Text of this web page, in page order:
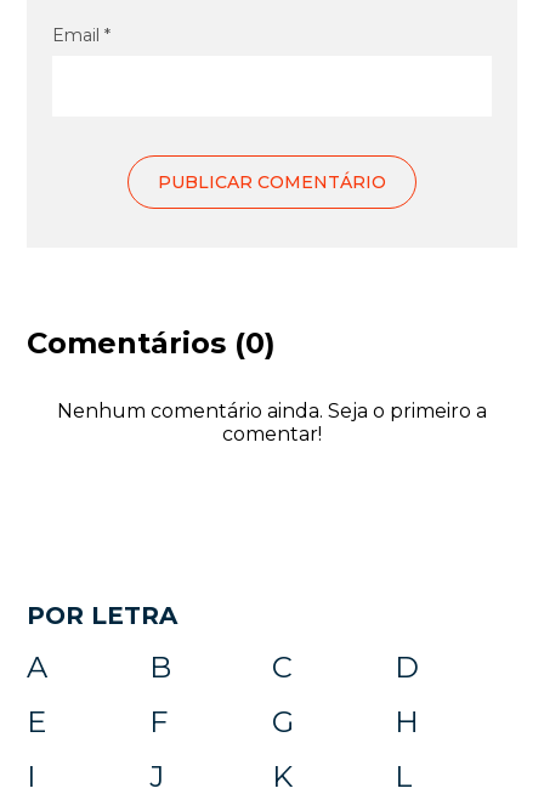
Email *
Comentários (0)
Nenhum comentário ainda. Seja o primeiro a
comentar!
POR LETRA
A B C
D
E
F G
H
I
J K
L